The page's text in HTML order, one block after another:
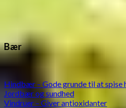
Bær
Hindbær – Gode grunde til at
Jordbær og sundhed
Vindruer – Giver antioxidanter